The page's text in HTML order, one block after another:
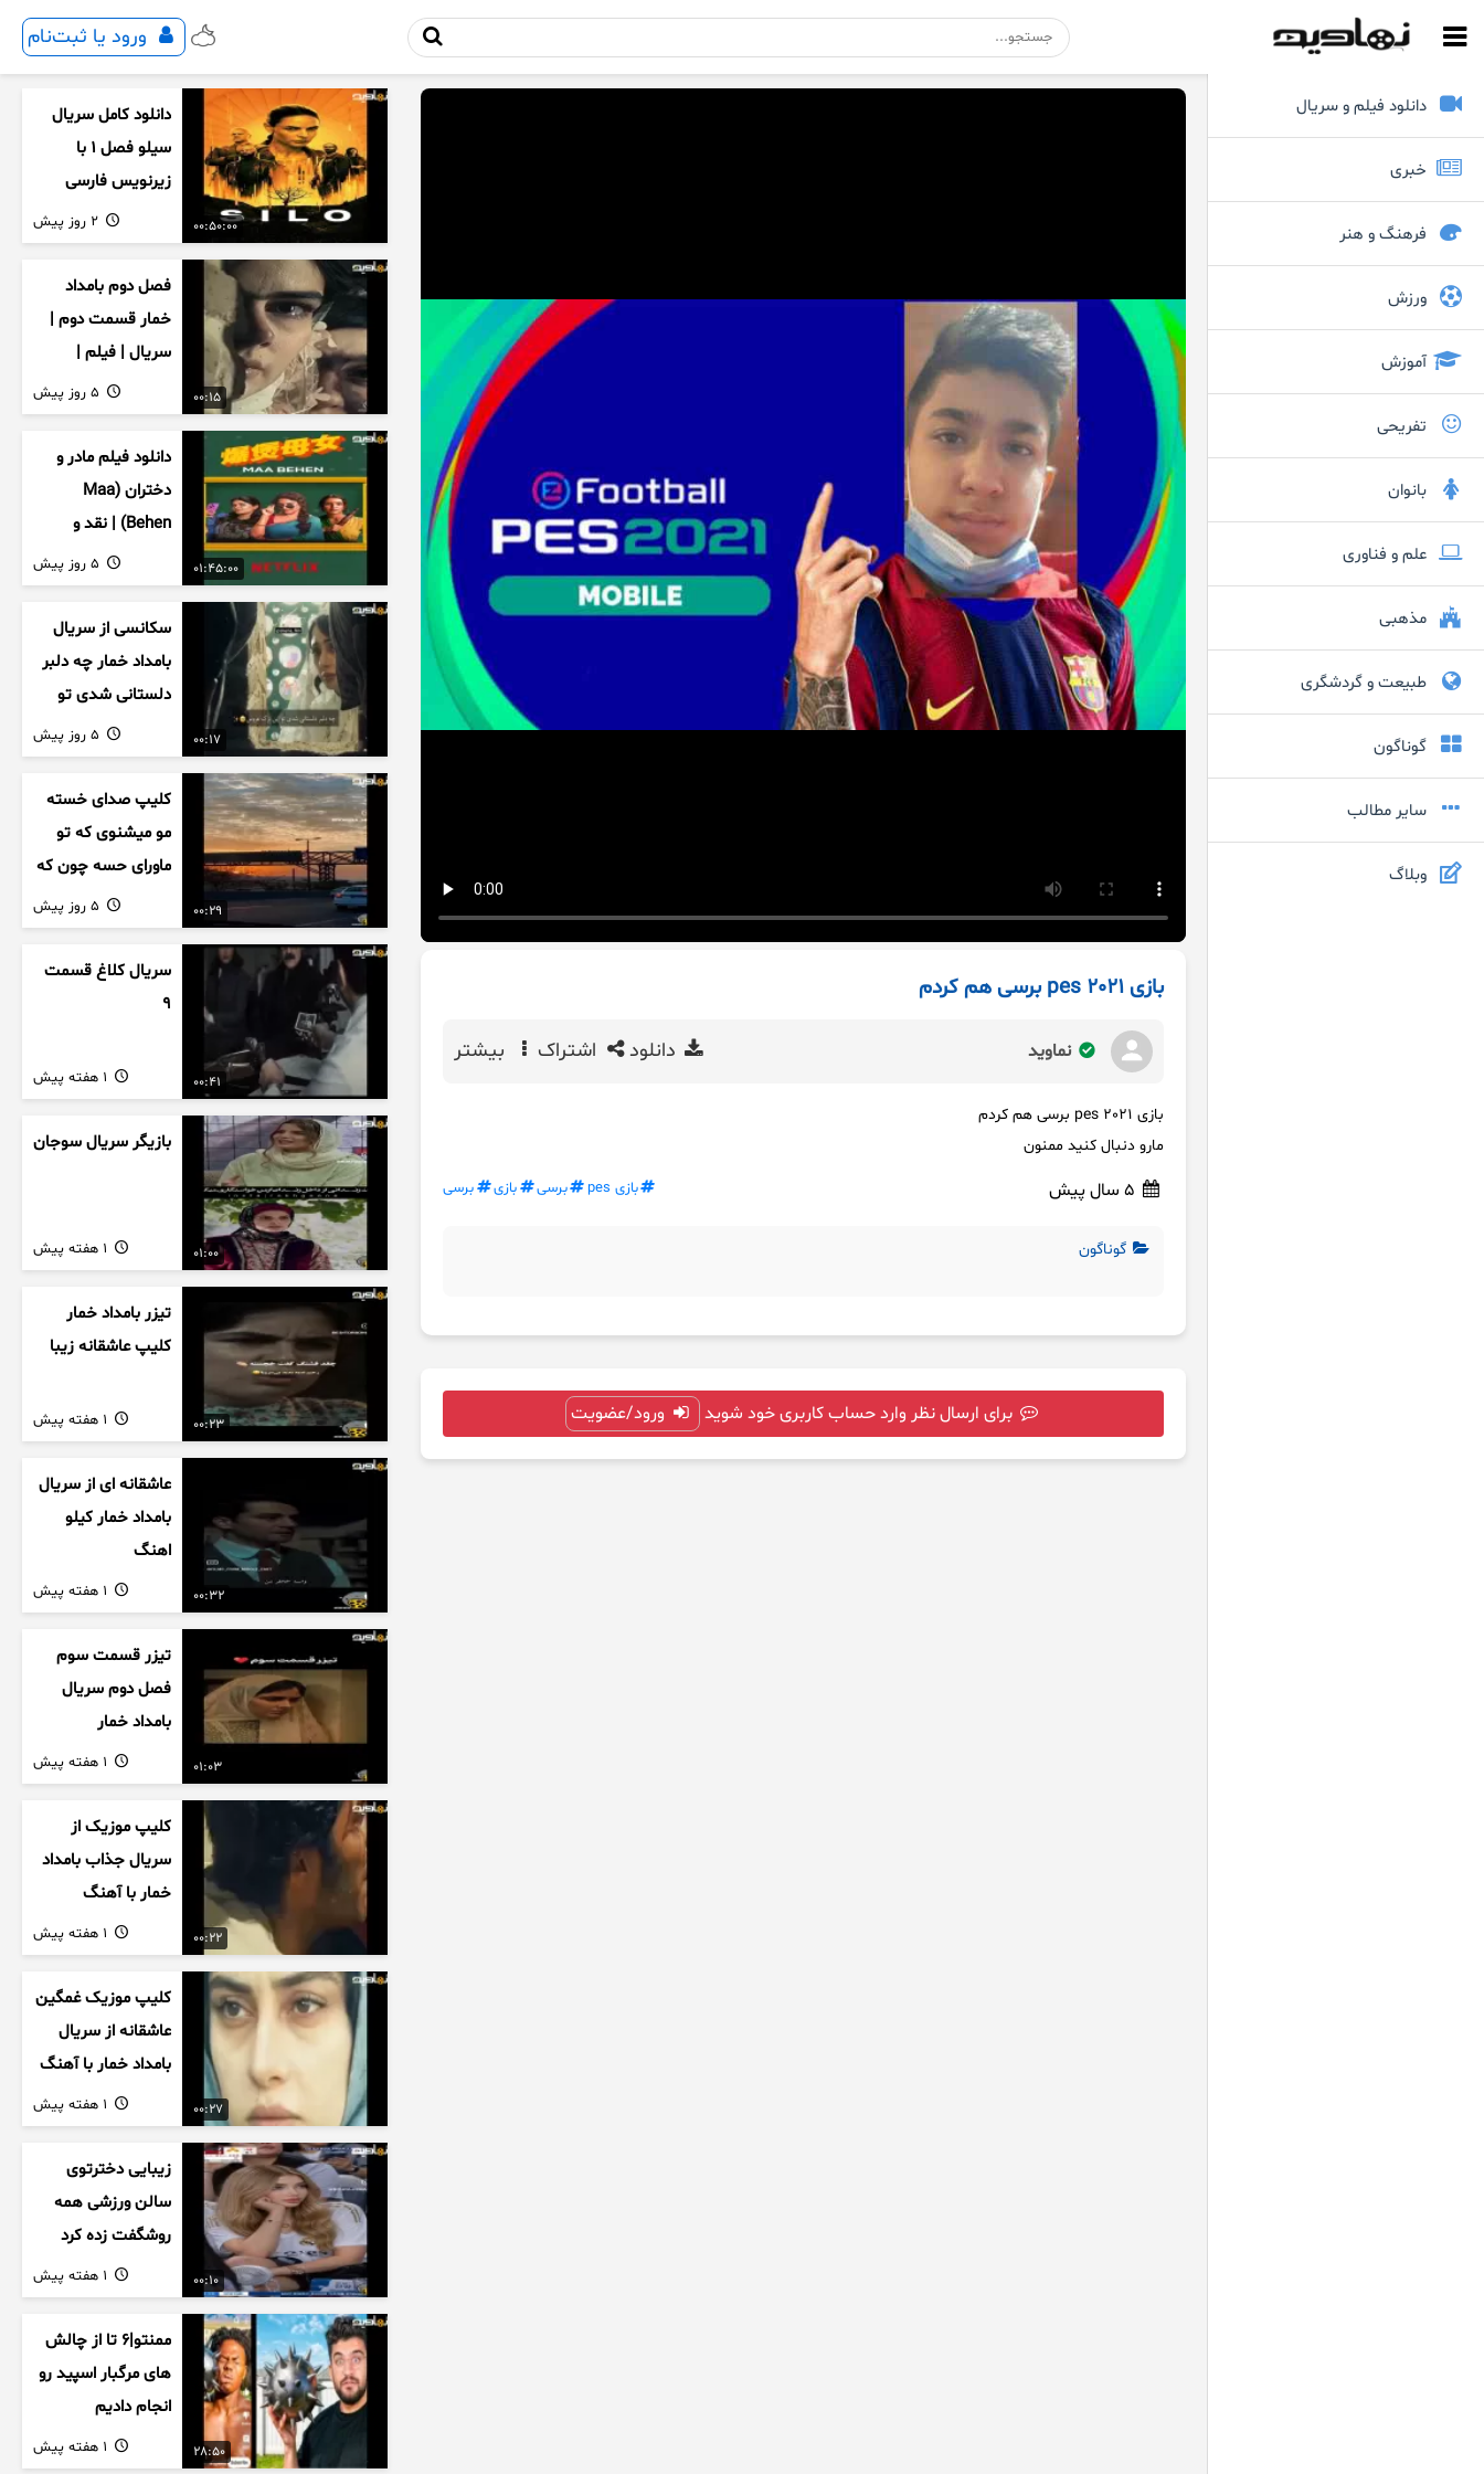
ورود یا ثبت‌نام
دانلود فیلم و سریال
خبری
فرهنگ و هنر
ورزش
آموزش
تفریحی
بانوان
علم و فناوری
مذهبی
طبیعت و گردشگری
گوناگون
سایر مطالب
وبلاگ
بازی pes 2021 برسی هم کردم
نماوید دانلود اشتراک بیشتر
بازی pes 2021 برسی هم کردم
مارو دنبال کنید ممنون
بازی pes برسی بازی برسی
گوناگون
برای ارسال نظر وارد حساب کاربری خود شوید ورود/عضویت
00:50:00
دانلود کامل سریال
سیلو فصل ۱ با
زیرنویس فارسی
00:15
فصل دوم بامداد
خمار قسمت دوم |
سریال | فیلم |
نمایش خانگی |
محبوبه | سینمایی
01:45:00
دانلود فیلم مادر و
دختران (Maa
Behen) | نقد و
بررسی درام خانوادگی
هندی
00:17
سکانسی از سریال
بامداد خمار چه دلبر
دلستانی شدی تو
این بزک عروس..
00:29
کلیپ صدای خسته
مو میشنوی که تو
ماورای حسه چون که
داریم می رسیم به
اخرای قصه
00:41
سریال کلاغ قسمت
9
01:00
بازیگر سریال سوجان
00:23
تیزر بامداد خمار
کلیپ عاشقانه زیبا
00:32
عاشقانه ای از سریال
بامداد خمار کیلو
اهنگ
01:03
تیزر قسمت سوم
فصل دوم سریال
بامداد خمار
00:22
کلیپ موزیک از
سریال جذاب بامداد
خمار با آهنگ
عاشقانه
00:27
کلیپ موزیک غمگین
عاشقانه از سریال
بامداد خمار با آهنگ
احسان خواجه امیری
00:10
زیبایی دخترتوی
سالن ورزشی همه
روشگفت زده کرد
28:50
ممنتو|۶ تا از چالش
های مرگبار اسپید رو
انجام دادیم